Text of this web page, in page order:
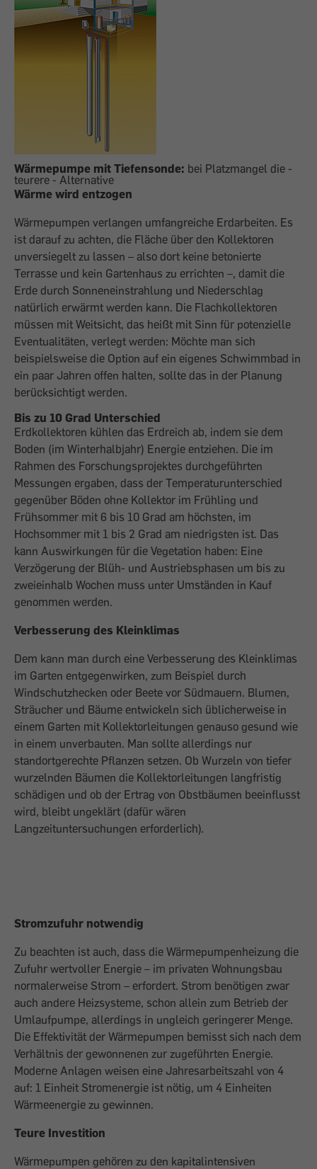
Wärmepumpe mit Tiefensonde: bei Platzmangel die -
teurere - Alternative
Wärme wird entzogen
Wärmepumpen verlangen umfangreiche Erdarbeiten. Es
ist darauf zu achten, die Fläche über den Kollektoren
unversiegelt zu lassen – also dort keine betonierte
Terrasse und kein Gartenhaus zu errichten –, damit die
Erde durch Sonneneinstrahlung und Niederschlag
natürlich erwärmt werden kann. Die Flachkollektoren
müssen mit Weitsicht, das heißt mit Sinn für potenzielle
Eventualitäten, verlegt werden: Möchte man sich
beispielsweise die Option auf ein eigenes Schwimmbad in
ein paar Jahren offen halten, sollte das in der Planung
berücksichtigt werden.
Bis zu 10 Grad Unterschied
Erdkollektoren kühlen das Erdreich ab, indem sie dem
Boden (im Winterhalbjahr) Energie entziehen. Die im
Rahmen des Forschungsprojektes durchgeführten
Messungen ergaben, dass der Temperaturunterschied
gegenüber Böden ohne Kollektor im Frühling und
Frühsommer mit 6 bis 10 Grad am höchsten, im
Hochsommer mit 1 bis 2 Grad am niedrigsten ist. Das
kann Auswirkungen für die Vegetation haben: Eine
Verzögerung der Blüh- und Austriebsphasen um bis zu
zweieinhalb Wochen muss unter Umständen in Kauf
genommen werden.
Verbesserung des Kleinklimas
Dem kann man durch eine Verbesserung des Kleinklimas
im Garten entgegenwirken, zum Beispiel durch
Windschutzhecken oder Beete vor Südmauern. Blumen,
Sträucher und Bäume entwickeln sich üblicherweise in
einem Garten mit Kollektorleitungen genauso gesund wie
in einem unverbauten. Man sollte allerdings nur
standortgerechte Pflanzen setzen. Ob Wurzeln von tiefer
wurzelnden Bäumen die Kollektorleitungen langfristig
schädigen und ob der Ertrag von Obstbäumen beeinflusst
wird, bleibt ungeklärt (dafür wären
Langzeituntersuchungen erforderlich).
Stromzufuhr notwendig
Zu beachten ist auch, dass die Wärmepumpenheizung die
Zufuhr wertvoller Energie – im privaten Wohnungsbau
normalerweise Strom – erfordert. Strom benötigen zwar
auch andere Heizsysteme, schon allein zum Betrieb der
Umlaufpumpe, allerdings in ungleich geringerer Menge.
Die Effektivität der Wärmepumpen bemisst sich nach dem
Verhältnis der gewonnenen zur zugeführten Energie.
Moderne Anlagen weisen eine Jahresarbeitszahl von 4
auf: 1 Einheit Stromenergie ist nötig, um 4 Einheiten
Wärmeenergie zu gewinnen.
Teure Investition
Wärmepumpen gehören zu den kapitalintensiven